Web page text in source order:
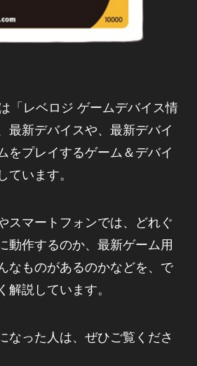
「レベロジ ゲームデバイス情
最新デバイスや、最新デバイ
をプレイするゲーム＆デバイ
ています。
スマートフォンでは、どれぐ
動作するのか、最新ゲーム用
なものがあるのかなどを、で
解説しています。
った人は、ぜひご覧くださ